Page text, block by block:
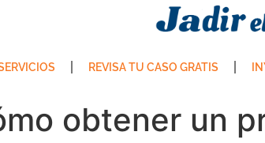
REVISA TU CASO GRATIS
obtener un